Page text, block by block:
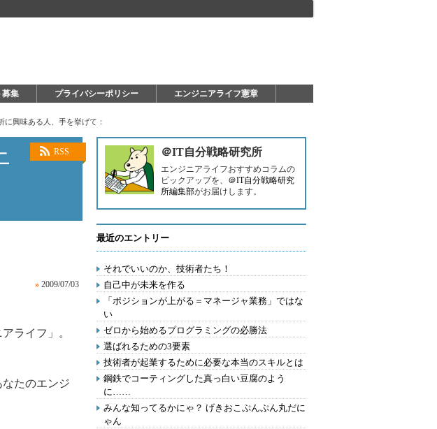
募集 プライバシーポリシー エンジニアライフ憲章
に興味ある人、手を挙げて：
RSS
» 2009/07/03
ライフ」。
たのエンジ
＠IT自分戦略研究所
エンジニアライフおすすめコラムの
ピックアップを、 ＠IT自分戦略研究
所編集部がお届けします。
最近のエントリー
それでいいのか、技術者たち！
自己中が未来を作る
「ポジションが上がる＝マネージャ業務」ではな
い
ゼロから始めるプログラミングの必勝法
選ばれるための3要素
技術者が起業するために必要な本当のスキルとは
鋼鉄でコーティングした真っ白い豆腐のよう
に……
みんな知ってるかにゃ？ げきおこぷんぷん丸だに
ゃん